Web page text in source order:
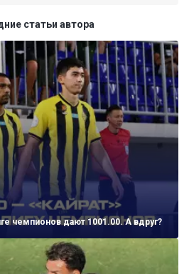
статьи автора
чемпионов дают 1001.00. А вдруг?